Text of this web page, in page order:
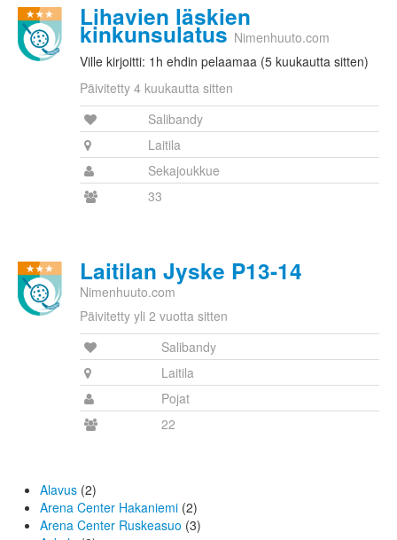
Lihavien läskien
kinkunsulatus Nimenhuuto.com
Ville kirjoitti: 1h ehdin pelaamaa (5 kuukautta sitten)
Päivitetty 4 kuukautta sitten
Salibandy
Laitila
Sekajoukkue
33
Laitilan Jyske P13-14
Nimenhuuto.com
Päivitetty yli 2 vuotta sitten
Salibandy
Laitila
Pojat
22
Alavus (2)
Arena Center Hakaniemi (2)
Arena Center Ruskeasuo (3)